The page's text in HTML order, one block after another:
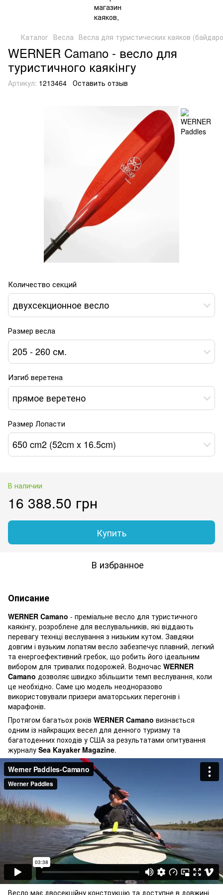
Каталог Весла Весла для туристических каяков
WERNER Camano - весло для
туристичного каякінгу
Артикул: 1213464 Оставить отзыв
Количество секций
двухсекционное весло
Размер весла
205 - 260 см.
Изгиб веретена
прямое веретено
Размер Лопасти
650 cm2 (52cm x 16.5cm)
В наличии
16 388.50 грн
Купить
В избранное
Описание
WERNER Camano - преміальне весло для туристичного
каякінгу, розроблене для веслувальників, які віддають
перевагу техніці веслування з низьким кутом. Завдяки
довгим і вузьким лопатям весло забезпечує плавний, легкий
та енергоефективний гребок, що робить його ідеальним
вибором для тривалих подорожей. Водночас WERNER
Camano дозволяє швидко збільшити темп веслування, коли
це необхідно. Саме цю модель неодноразово
використовували призери аматорських перегонів і
марафонів.
Протягом багатьох років WERNER Camano визнається
одним із найкращих весел для денного туризму та
багатоденних походів у США за результатами опитування
журналу Sea Kayaker Magazine.
Весло має двосекційну конструкцію та доступне в довжині